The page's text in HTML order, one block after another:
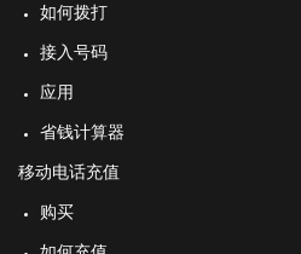
如何拨打
接入号码
应用
省钱计算器
移动电话充值
购买